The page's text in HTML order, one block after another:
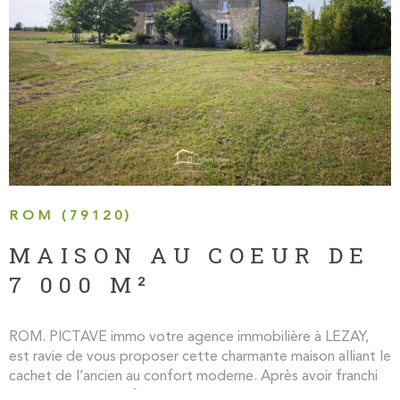
ROM (79120)
MAISON AU COEUR DE
7 000 M²
ROM. PICTAVE immo votre agence immobilière à LEZAY,
est ravie de vous proposer cette charmante maison alliant le
cachet de l’ancien au confort moderne. Après avoir franchi
VOIR LE BIEN